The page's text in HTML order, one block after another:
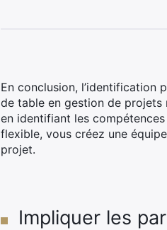
En conclusion, l’identification
de table en gestion de projets
en identifiant les
flexible, vous créez une
projet.
Impliquer les